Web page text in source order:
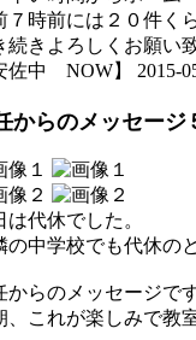
７時前には２０件く
続きよろしくお願い
佐中 NOW】 2015-
からのメッセージ
は代休でした。
の中学校でも代休の
からのメッセージです
、これが楽しみで教